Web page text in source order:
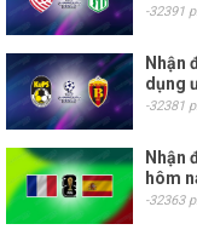
-32391
Nhận
dụng
-32381
Nhận
hôm
-32363